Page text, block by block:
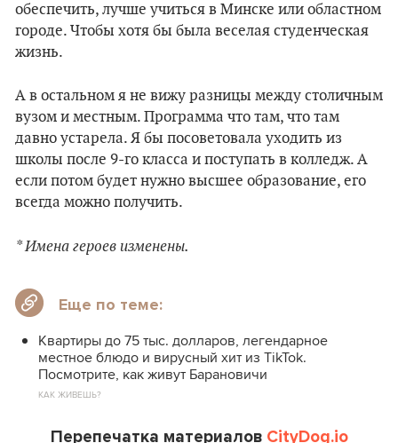
обеспечить, лучше учиться в Минске или областном
городе. Чтобы хотя бы была веселая студенческая
жизнь.
А в остальном я не вижу разницы между столичным
вузом и местным. Программа что там, что там
давно устарела. Я бы посоветовала уходить из
школы после 9-го класса и поступать в колледж. А
если потом будет нужно высшее образование, его
всегда можно получить.
* Имена героев изменены.
Еще по теме:
Квартиры до 75 тыс. долларов, легендарное
местное блюдо и вирусный хит из TikTok.
Посмотрите, как живут Барановичи
КАК ЖИВЕШЬ?
Перепечатка материалов CityDog.io